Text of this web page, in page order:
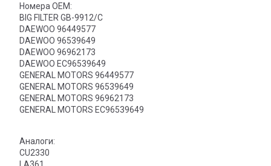
Номера OEM:
BIG FILTER GB-9912/C
DAEWOO 96449577
DAEWOO 96539649
DAEWOO 96962173
DAEWOO EC96539649
GENERAL MOTORS 96449577
GENERAL MOTORS 96539649
GENERAL MOTORS 96962173
GENERAL MOTORS EC96539649
Аналоги:
CU2330
LA361